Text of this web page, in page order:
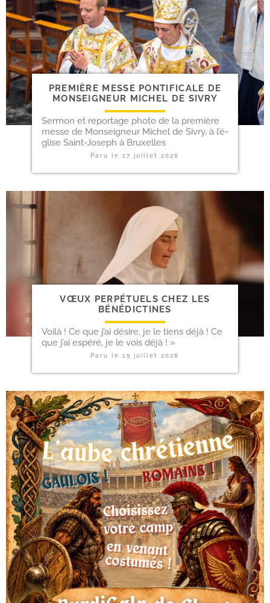
PREMIÈRE MESSE PON­TI­FI­CALE DE
MONSEIGNEUR MICHEL DE SIVRY
Sermon et repor­tage pho­to de la pre­mière
messe de Monseigneur Michel de Sivry, à l’é­
glise Saint-​Joseph à Bruxelles
Paru le17 juillet 2026
VŒUX PER­PÉ­TUELS CHEZ LES
BÉNÉDICTINES
Voilà ! Ce que j’ai désire, je le tiens déjà ! Ce
que j’ai espé­ré, je le vois déjà ! »
Paru le15 juillet 2026